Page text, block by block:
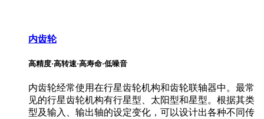
内齿轮
高精度·高转速·高寿命·低噪音
内齿轮经常使用在行星齿轮机构和齿轮联轴器中。最常
见的行星齿轮机构有行星型、太阳型和星型。根据其类
型及输入、输出轴的设定变化，可以设计出各种不同传